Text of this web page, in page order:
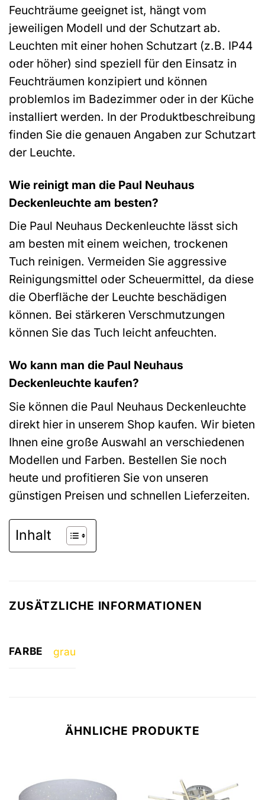
Feuchträume geeignet ist, hängt vom
jeweiligen Modell und der Schutzart ab.
Leuchten mit einer hohen Schutzart (z.B. IP44
oder höher) sind speziell für den Einsatz in
Feuchträumen konzipiert und können
problemlos im Badezimmer oder in der Küche
installiert werden. In der Produktbeschreibung
finden Sie die genauen Angaben zur Schutzart
der Leuchte.
Wie reinigt man die Paul Neuhaus
Deckenleuchte am besten?
Die Paul Neuhaus Deckenleuchte lässt sich
am besten mit einem weichen, trockenen
Tuch reinigen. Vermeiden Sie aggressive
Reinigungsmittel oder Scheuermittel, da diese
die Oberfläche der Leuchte beschädigen
können. Bei stärkeren Verschmutzungen
können Sie das Tuch leicht anfeuchten.
Wo kann man die Paul Neuhaus
Deckenleuchte kaufen?
Sie können die Paul Neuhaus Deckenleuchte
direkt hier in unserem Shop kaufen. Wir bieten
Ihnen eine große Auswahl an verschiedenen
Modellen und Farben. Bestellen Sie noch
heute und profitieren Sie von unseren
günstigen Preisen und schnellen Lieferzeiten.
Inhalt
ZUSÄTZLICHE INFORMATIONEN
FARBE grau
ÄHNLICHE PRODUKTE